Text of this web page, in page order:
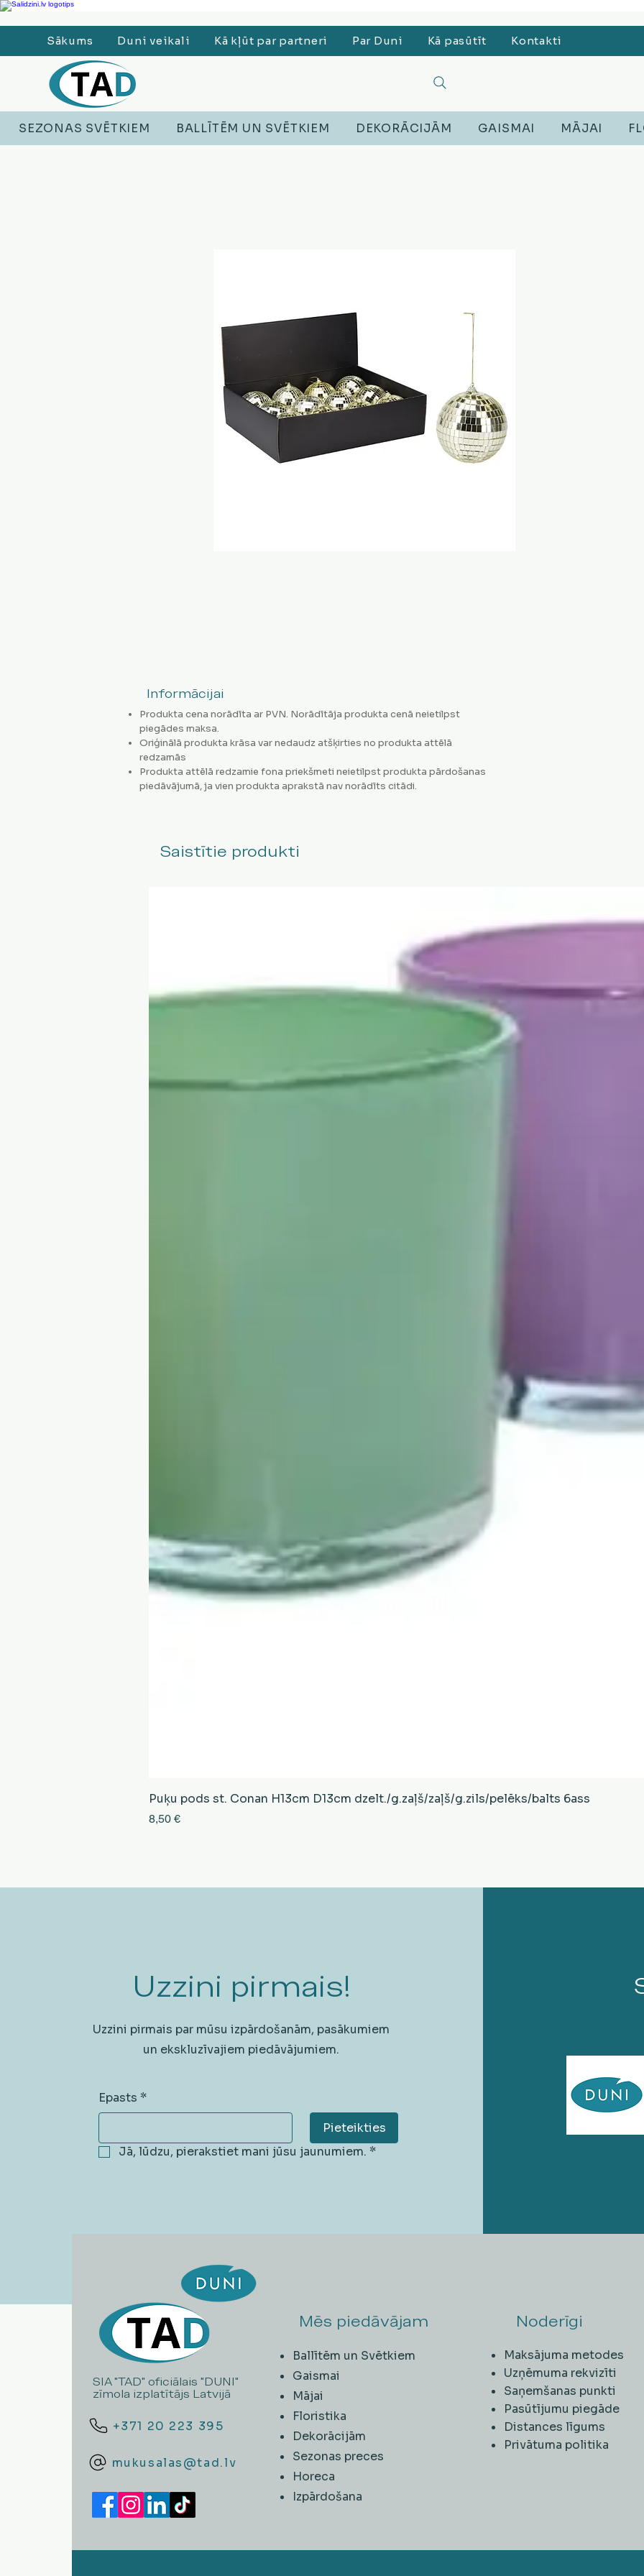
Ledusskapji, Sadzīves tehnika, Smaržas, Operatīvā atmiņa, Putekļu sūcēji, Lego, Austiņas
Sākums Duni veikali Kā kļūt par partneri Par Duni Kā pasūtīt Kontakti
SEZONAS SVĒTKIEM BALLĪTĒM UN SVĒTKIEM DEKORĀCIJĀM GAISMAI MĀJAI
Informācijai
Produkta cena norādīta ar PVN. Norādītāja produkta cenā neietilpst
piegādes maksa.
Oriģinālā produkta krāsa var nedaudz atšķirties no produkta attēlā
redzamās
Produkta attēlā redzamie fona priekšmeti neietilpst produkta pārdošanas
piedāvājumā, ja vien produkta aprakstā nav norādīts citādi.
Saistītie produkti
Ātrais skats
Puķu pods st. Conan H13cm D13cm dzelt./g.zaļš/zaļš/g.zils/pelēks/balts 6ass
Cena
8,50 €
Uzzini pirmais!
Uzzini pirmais par mūsu izpārdošanām, pasākumiem
un ekskluzīvajiem piedāvājumiem.
Epasts *
Pieteikties
Jā, lūdzu, pierakstiet mani jūsu jaunumiem. *
SIA "TAD" oficiālais "DUNI"
zīmola izplatītājs Latvijā
+371 20 223 395
mukusalas@tad.lv
Mēs piedāvājam
Ballītēm un Svētkiem
Gaismai
Mājai
Floristika
Dekorācijām
Sezonas preces
Horeca
​Izpārdošana
Noderīgi
Maksājuma metodes
Uzņēmuma rekvizīti
Saņemšanas punkti
Pasūtījumu piegāde
Distances līgums
Privātuma politika